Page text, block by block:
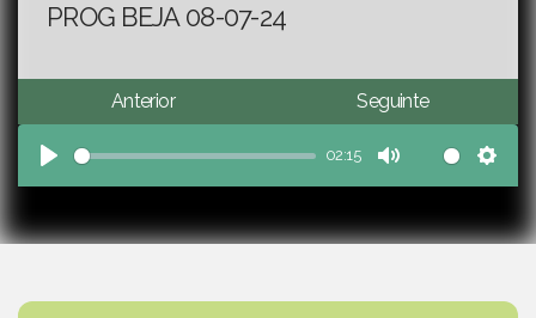
PROG BEJA 08-07-24
Anterior Seguinte
Play
02:15
Mute